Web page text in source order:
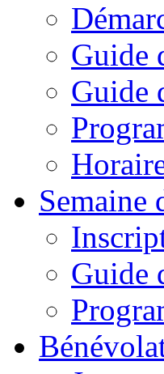
Guide
Guide
Semaine
Guide